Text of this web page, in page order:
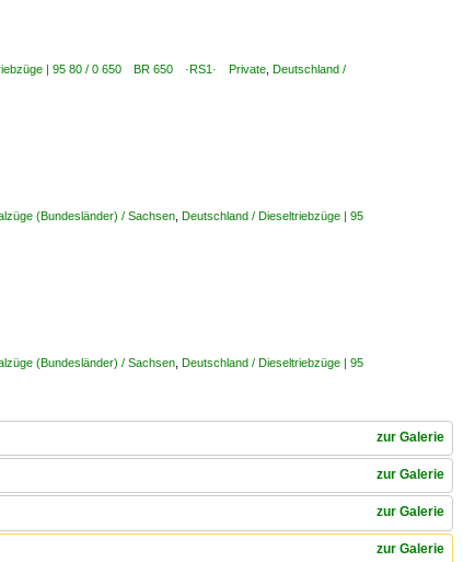
| 95 80 / 0 650 BR 650 ·RS1· Private Deutschland /
(Bundesländer) / Sachsen Deutschland / Dieseltriebzüge | 95
(Bundesländer) / Sachsen Deutschland / Dieseltriebzüge | 95
zur Galerie
zur Galerie
zur Galerie
zur Galerie